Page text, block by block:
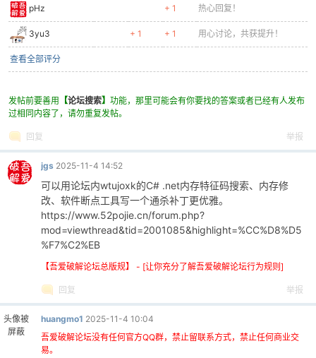
pHz + 1 热心回复！
3yu3 + 1 + 1 用心讨论，共获提升！
查看全部评分
发帖前要善用 【论坛搜索】 功能，那里可能会有你要找的答案或者已经有人发布
过相同内容了，请勿重复发帖。
回复 举报
jgs 2025-11-4 14:52
可以用论坛内wtujoxk的C# .net内存特征码搜索、内存修
改、软件断点工具写一个通杀补丁更优雅。
https://www.52pojie.cn/forum.php?
mod=viewthread&tid=2001085&highlight=%CC%D8%D5
%F7%C2%EB
【吾爱破解论坛总版规】 - [让你充分了解吾爱破解论坛行为规则]
回复 举报
头像被
屏蔽
huangmo1 2025-11-4 10:04
吾爱破解论坛没有任何官方QQ群，禁止留联系方式，禁止任何商业交
易。